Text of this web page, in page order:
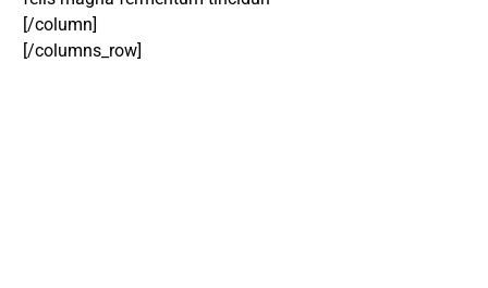
[/column]
[/columns_row]